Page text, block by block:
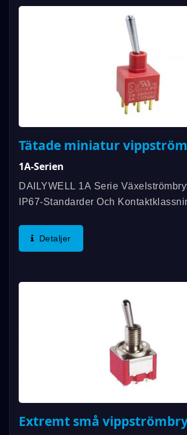
Tätade miniatur
1A-Serien
DAILYWELL 1A Serie
IP67-Standarder Och
Växlingsfunktioner, SPDT, DPDT,
Vi Använder Vattentät...
Detaljer
Extremt små